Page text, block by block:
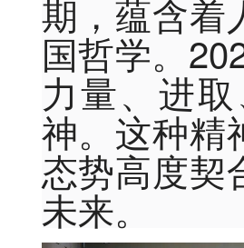
期，蕴含着
国哲学。
力量、进
神。这种精
态势高度契
未来。